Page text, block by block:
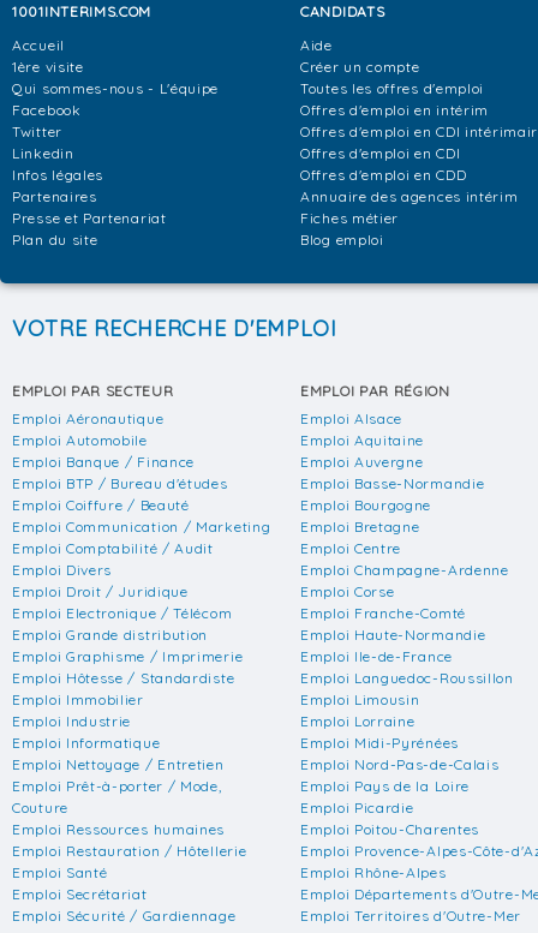
1001INTERIMS.COM
Accueil
1ère visite
Qui sommes-nous - L'équipe
Facebook
Twitter
Linkedin
Infos légales
Partenaires
Presse et Partenariat
Plan du site
CANDIDATS
Aide
Créer un compte
Toutes les offres d'emploi
Offres d'emploi en intérim
Offres d'emploi en CDI
Offres d'emploi en CDI
Offres d'emploi en CDD
Annuaire des agences intérim
Fiches métier
Blog emploi
VOTRE RECHERCHE D'EMPLOI
EMPLOI PAR SECTEUR
Emploi Aéronautique
Emploi Automobile
Emploi Banque / Finance
Emploi BTP / Bureau d'études
Emploi Coiffure / Beauté
Emploi Communication / Marketing
Emploi Comptabilité / Audit
Emploi Divers
Emploi Droit / Juridique
Emploi Electronique / Télécom
Emploi Grande distribution
Emploi Graphisme / Imprimerie
Emploi Hôtesse / Standardiste
Emploi Immobilier
Emploi Industrie
Emploi Informatique
Emploi Nettoyage / Entretien
Emploi Prêt-à-porter / Mode,
Couture
Emploi Ressources humaines
Emploi Restauration / Hôtellerie
Emploi Santé
Emploi Secrétariat
Emploi Sécurité / Gardiennage
EMPLOI PAR RÉGION
Emploi Alsace
Emploi Aquitaine
Emploi Auvergne
Emploi Basse-Normandie
Emploi Bourgogne
Emploi Bretagne
Emploi Centre
Emploi Champagne-Ardenne
Emploi Corse
Emploi Franche-Comté
Emploi Haute-Normandie
Emploi Ile-de-France
Emploi Languedoc-Roussillon
Emploi Limousin
Emploi Lorraine
Emploi Midi-Pyrénées
Emploi Nord-Pas-de-Calais
Emploi Pays de la Loire
Emploi Picardie
Emploi Poitou-Charentes
Emploi Provence-Alpes-Côte-
Emploi Rhône-Alpes
Emploi Départements d'Outre-
Emploi Territoires d'Outre-Mer